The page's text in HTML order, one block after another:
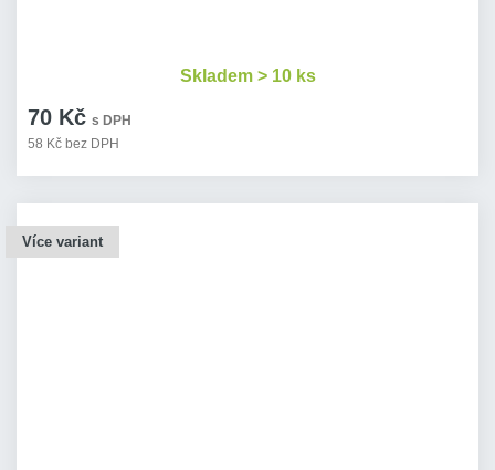
70 Kč s DPH
58 Kč bez DPH
Skladem > 10 ks
Více variant